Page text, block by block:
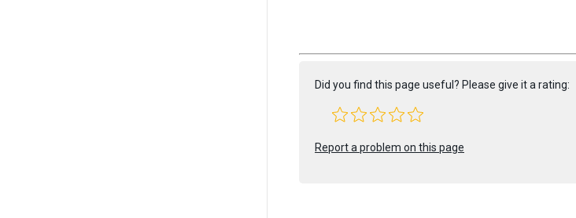
Did you find this page useful? Please give it a rating:
Report a problem on this page